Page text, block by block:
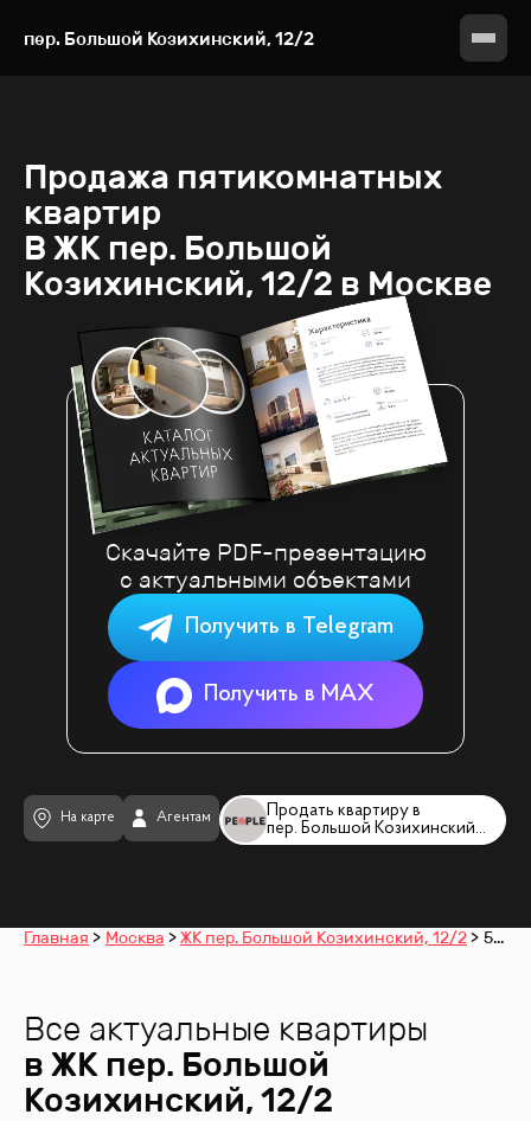
пер. Большой Козихинский, 12/2
Продажа пятикомнатных
квартир
В ЖК пер. Большой
Козихинский, 12/2 в Москве
Продать квартиру в
пер. Большой Козихинский, 12/2
На карте Агентам
Скачайте PDF-презентацию
с актуальными объектами
Получить в Telegram
Получить в MAX
Главная Москва ЖК пер. Большой Козихинский, 12/2 5-комнатные
Все актуальные квартиры
в ЖК пер. Большой
Козихинский, 12/2